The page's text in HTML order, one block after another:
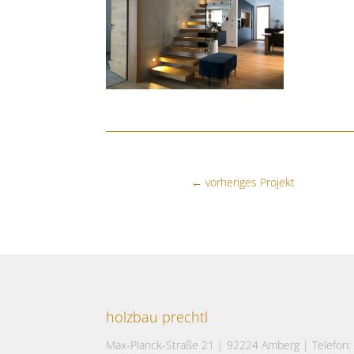
← vorheriges Projekt
holzbau prechtl
Max-Planck-Straße 21 | 92224 Amberg |